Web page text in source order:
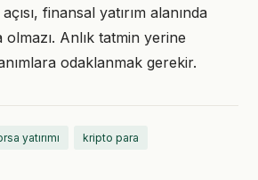
finansal yatırım alanında
olmazı. Anlık tatmin yerine
odaklanmak gerekir.
yatırımı kripto para